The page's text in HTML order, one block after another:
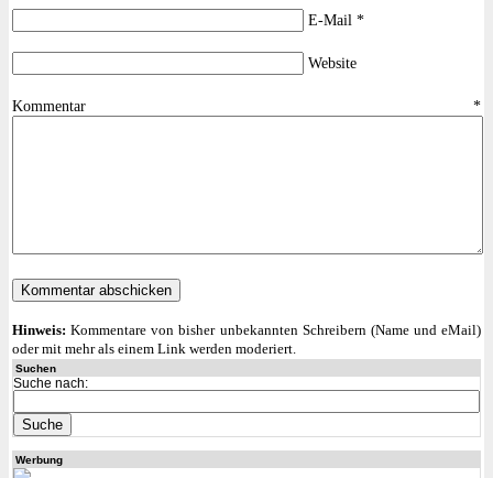
E-Mail *
Website
Kommentar*
Hinweis: Kommentare von bisher unbekannten Schreibern (Name und eMail)
oder mit mehr als einem Link werden moderiert.
Suchen
Suche nach:
Werbung